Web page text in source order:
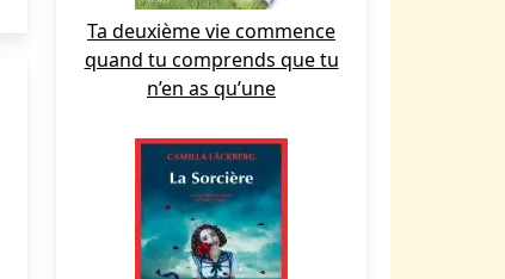
Ta deuxième vie commence
quand tu comprends que tu
n’en as qu’une